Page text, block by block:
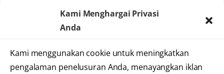
Kami Menghargai Privasi
Anda
Kami menggunakan cookie untuk meningkatkan
pengalaman penelusuran Anda, menayangkan iklan
pencegahan yang tepat, tenang, dan rasional.
Mengapa Kolesterol Tinggi Bisa
Berbahaya?